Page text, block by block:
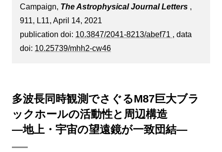
Campaign, The Astrophysical Journal Letters ,
911, L11, April 14, 2021
publication doi: 10.3847/2041-8213/abef71 , data
doi: 10.25739/mhh2-cw46
多波長同時観測でさぐるM87巨大ブラ
ックホールの活動性と周辺構造
―地上・宇宙の望遠鏡が一致団結―